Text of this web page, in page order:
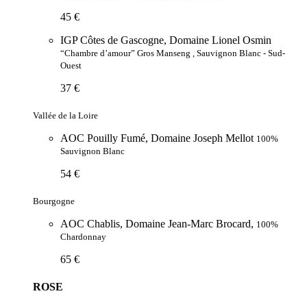
45 €
IGP Côtes de Gascogne, Domaine Lionel Osmin
“Chambre d’amour” Gros Manseng , Sauvignon Blanc - Sud-
Ouest
37 €
Vallée de la Loire
AOC Pouilly Fumé, Domaine Joseph Mellot 100%
Sauvignon Blanc
54 €
Bourgogne
AOC Chablis, Domaine Jean-Marc Brocard, 100%
Chardonnay
65 €
ROSE